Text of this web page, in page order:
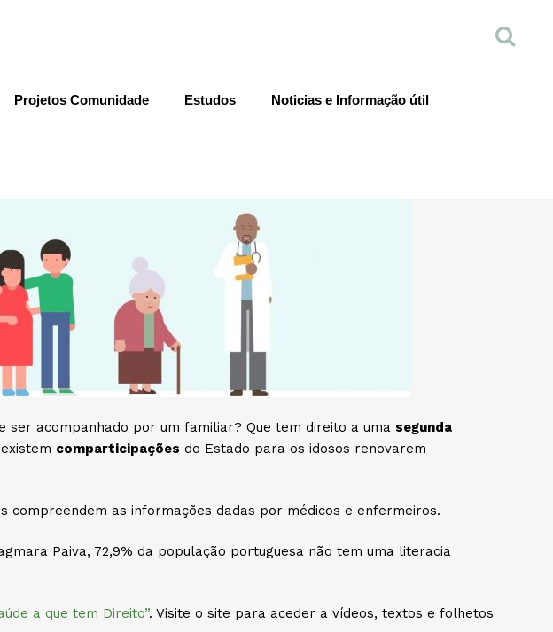
Projetos Comunidade Estudos Noticias e Informação útil
ser acompanhado por um familiar? Que tem direito a uma segunda
comparticipações do Estado para os idosos renovarem
compreendem as informações dadas por médicos e enfermeiros.
Paiva, 72,9% da população portuguesa não tem uma literacia
a que tem Direito”. Visite o site para aceder a vídeos, textos e folhetos